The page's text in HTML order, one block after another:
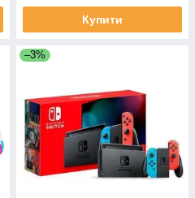
Купити
–3%